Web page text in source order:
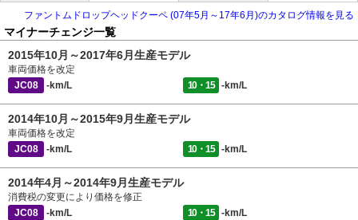
ファントムドロップヘッドクーペ (07年5月～17年6月)のカタログ情報を見る
マイナーチェンジ一覧
2015年10月～2017年6月生産モデル
車両価格を改定
JC08
-km/L 10・15 -km/L
2014年10月～2015年9月生産モデル
車両価格を改定
JC08
-km/L 10・15 -km/L
2014年4月～2014年9月生産モデル
消費税の変更により価格を修正
JC08
-km/L 10・15 -km/L